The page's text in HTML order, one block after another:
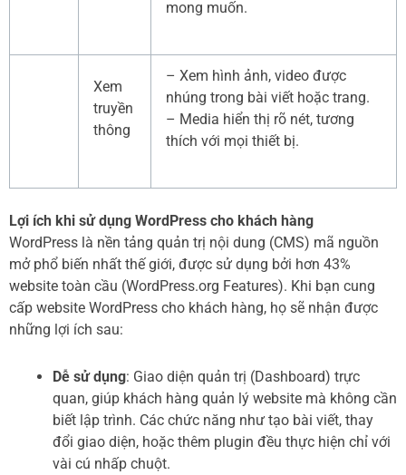
mong muốn.
Xem
truyền
thông
– Xem hình ảnh, video được
nhúng trong bài viết hoặc trang.
– Media hiển thị rõ nét, tương
thích với mọi thiết bị.
Lợi ích khi sử dụng WordPress cho khách hàng
WordPress là nền tảng quản trị nội dung (CMS) mã nguồn
mở phổ biến nhất thế giới, được sử dụng bởi hơn 43%
website toàn cầu (WordPress.org Features). Khi bạn cung
cấp website WordPress cho khách hàng, họ sẽ nhận được
những lợi ích sau:
Dễ sử dụng: Giao diện quản trị (Dashboard) trực
quan, giúp khách hàng quản lý website mà không cần
biết lập trình. Các chức năng như tạo bài viết, thay
đổi giao diện, hoặc thêm plugin đều thực hiện chỉ với
vài cú nhấp chuột.